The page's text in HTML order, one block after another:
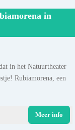
in
in het Natuurtheater
Rubiamorena, een
Meer info